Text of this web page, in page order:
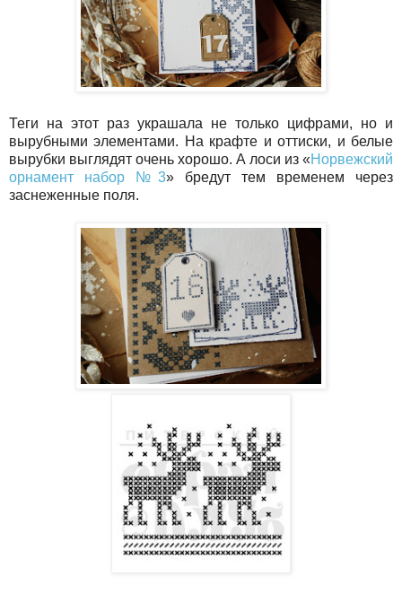
Теги на этот раз украшала не только цифрами, но и
вырубными элементами. На крафте и оттиски, и белые
вырубки выглядят очень хорошо. А лоси из «Норвежский
орнамент набор №3» бредут тем временем через
заснеженные поля.